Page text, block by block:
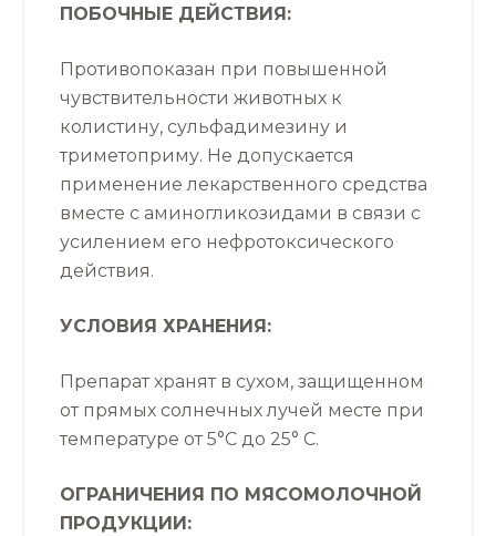
ПОБОЧНЫЕ ДЕЙСТВИЯ:
Противопоказан при повышенной
чувствительности животных к
колистину, сульфадимезину и
триметоприму. Не допускается
применение лекарственного средства
вместе с аминогликозидами в связи с
усилением его нефротоксического
действия.
УСЛОВИЯ ХРАНЕНИЯ:
Препарат хранят в сухом, защищенном
от прямых солнечных лучей месте при
температуре от 5°С до 25° С.
ОГРАНИЧЕНИЯ ПО МЯСОМОЛОЧНОЙ
ПРОДУКЦИИ: